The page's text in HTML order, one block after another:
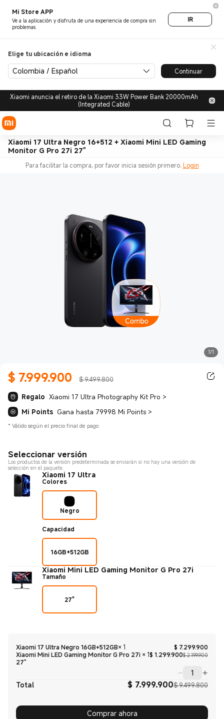
Mi Store APP
Ve a la aplicación y disfruta de una experiencia de compra sin
problemas.
IR
Elige tu ubicación e idioma
Colombia / Español Continuar
Xiaomi anuncia el retiro de la Xiaomi 33W Power Bank 20000mAh
(Integrated Cable)
Xiaomi 17 Ultra Negro 16+512 + Xiaomi Mini LED Gaming
Monitor G Pro 27i 27"
Para facilitar la compra, por favor inicia sesión primero. Login
1/1
$ 7.999.900 Current Price $ 7999900
$ 9.499.800
Regalo Xiaomi 17 Ultra Photography Kit Pro >
Mi Points Gana hasta 79998 Mi Points >
* Válido según el precio final de pago.
Seleccionar versión
Los productos de la versión predeterminada se enviarán si no hay una versión de
selección en el paquete.
Xiaomi 17 Ultra
Colores
Negro
Capacidad
16GB+512GB
Xiaomi Mini LED Gaming Monitor G Pro 27i
Tamaño
27"
Xiaomi 17 Ultra Negro 16GB+512GB× 1 $ 7.299.900
Xiaomi Mini LED Gaming Monitor G Pro 27i
27"
× 1$ 1.299.900$ 2.199.900
Total $ 7.999.900$ 9.499.800
Comprar ahora